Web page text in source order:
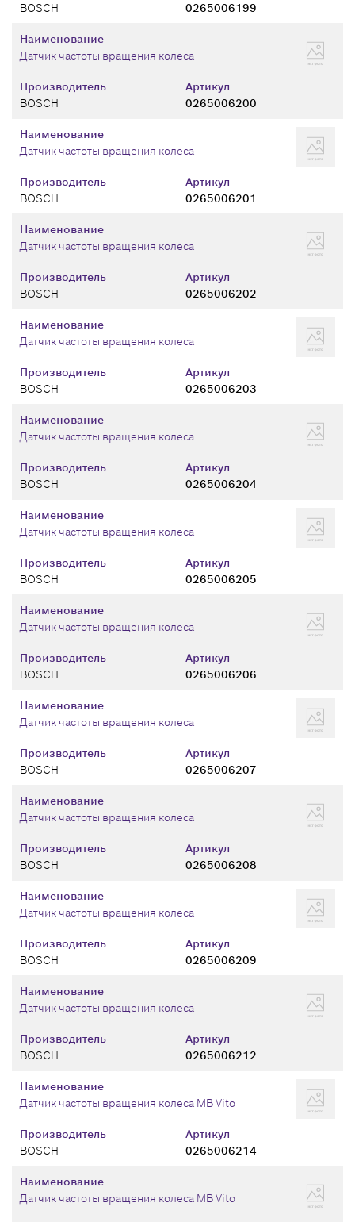
BOSCH
0265006199
Производитель
BOSCH
Артикул
0265006200
Наименование
Датчик частоты вращения колеса
Производитель
BOSCH
Артикул
0265006201
Наименование
Датчик частоты вращения колеса
Производитель
BOSCH
Артикул
0265006202
Наименование
Датчик частоты вращения колеса
Производитель
BOSCH
Артикул
0265006203
Наименование
Датчик частоты вращения колеса
Производитель
BOSCH
Артикул
0265006204
Наименование
Датчик частоты вращения колеса
Производитель
BOSCH
Артикул
0265006205
Наименование
Датчик частоты вращения колеса
Производитель
BOSCH
Артикул
0265006206
Наименование
Датчик частоты вращения колеса
Производитель
BOSCH
Артикул
0265006207
Наименование
Датчик частоты вращения колеса
Производитель
BOSCH
Артикул
0265006208
Наименование
Датчик частоты вращения колеса
Производитель
BOSCH
Артикул
0265006209
Наименование
Датчик частоты вращения колеса
Производитель
BOSCH
Артикул
0265006212
Наименование
Датчик частоты вращения колеса
Производитель
BOSCH
Артикул
0265006214
Наименование
Датчик частоты вращения колеса MB Vito
Наименование
Датчик частоты вращения колеса MB Vito